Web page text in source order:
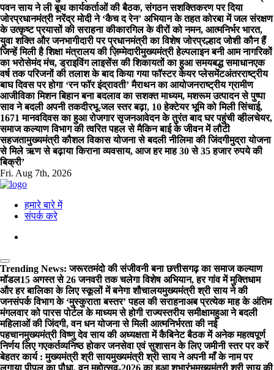
पवन साय ने ली बूथ कार्यकर्ताओं की बैठक, संगठन सशक्तिकरण पर दिया
जोरप्रधानमंत्री नरेंद्र मोदी ने ‘कैच द रेन’ अभियान के तहत कोरबा में जल संरक्षण
के उत्कृष्ट प्रयासों की सराहना कीकारगिल के वीरों को नमन, आत्मनिर्भर भारत,
युवा शक्ति और जनभागीदारी पर प्रधानमंत्री का विशेष जोरप्रल्हाद जोशी कौन हैं
जिन्हें मिली है शिक्षा मंत्रालय की ज़िम्मेदारीमुख्यमंत्री हेल्पलाइन बनी आम नागरिकों
का भरोसेमंद मंच, ड्राइविंग लाइसेंस की शिकायतों का हुआ समयबद्ध समाधानएक
वर्ष तक परिजनों की तलाश के बाद किया गया फॉस्टर केयर प्लेसमेंटअंतरराष्ट्रीय
बाघ दिवस पर होगा ‘रन फॉर इंद्रावती’ मैराथन का आयोजनराष्ट्रीय ग्रामीण
आजीविका मिशन बिहान बना बदलाव का सशक्त माध्यम, मशरूम उत्पादन से पुष्पा
साव ने बदली अपनी तकदीरभू-जल स्तर बढ़ा, 10 हेक्टेयर भूमि को मिली सिंचाई,
1671 मानवदिवस का हुआ रोजगार सृजनआवेदन के तुरंत बाद घर पहुंची व्हीलचेयर,
समाज कल्याण विभाग की त्वरित पहल से मैकिन बाई के जीवन में लौटी
सहजतामुख्यमंत्री कौशल विकास योजना से बदली नीलिमा की जिंदगीमुद्रा योजना
से मिले ऋण से बढ़ाया किराना व्यवसाय, आज हर माह 30 से 35 हजार रुपये की
बिक्री’
Fri. Aug 7th, 2026
हमारे बारे में
संपर्क करे
Trending News: जरूरतमंदो की संजीवनी बना छत्तीसगढ़ का समाज कल्याण
मॉडल15 अगस्त से 26 जनवरी तक चलेगा विशेष अभियान, हर गांव में मुक्तिधाम
और हर बालिका के लिए स्कूलों में बनेगा शौचालयमुख्यमंत्री श्री साय ने की
जनसंपर्क विभाग के ‘मुस्कुराता बस्तर’ पहल की सराहनाअब प्रत्येक माह के अंतिम
मंगलवार को पारस पोर्टल के माध्यम से होगी राज्यस्तरीय समीक्षामहुआ ने बदली
महिलाओं की जिंदगी, वन धन योजना से मिली आत्मनिर्भरता की नई
पहचानमुख्यमंत्री विष्णु देव साय की अध्यक्षता में कैबिनेट बैठक में अनेक महत्वपूर्ण
निर्णय लिए गएकर्तव्यनिष्ठ होकर जनसेवा एवं सुशासन के लिए जमीनी स्तर पर करें
बेहतर कार्य : मुख्यमंत्री श्री सायमुख्यमंत्री श्री साय ने अपनी माँ के नाम पर
लगाया पीपल का पौधा, वन महोत्सव-2026 का हुआ शुभारंभमुख्यमंत्री श्री साय की